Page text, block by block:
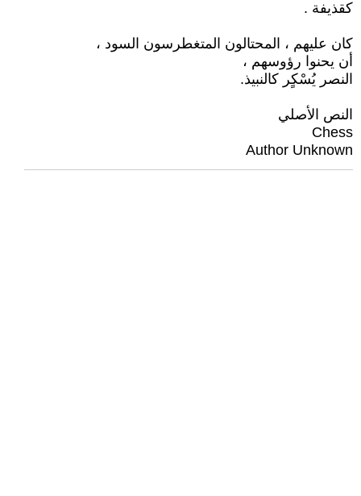
كقذيفة .
كان عليهم ، المحتالون المتغطرسون السود ،
أن يحنوا رؤوسهم ،
النصر يُسْكٍر كالنبيذ.
النص الأصلي
Chess
Author Unknown